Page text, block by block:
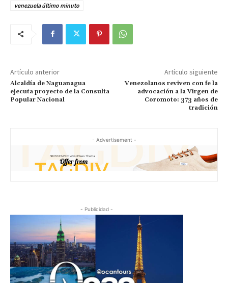
venezuela último minuto
Artículo anterior
Alcaldía de Naguanagua
ejecuta proyecto de la Consulta
Popular Nacional
Artículo siguiente
Venezolanos reviven con fe la
advocación a la Virgen de
Coromoto: 373 años de
tradición
- Advertisement -
- Publicidad -